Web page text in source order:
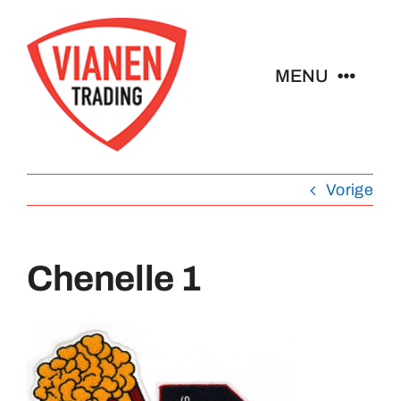
naar
inhoud
MENU
Buttons
Pins
Sleutelhangers
Vorige
Chenelle 1